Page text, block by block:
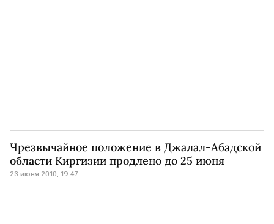
Чрезвычайное положение в Джалал-Абадской
области Киргизии продлено до 25 июня
23 июня 2010, 19:47